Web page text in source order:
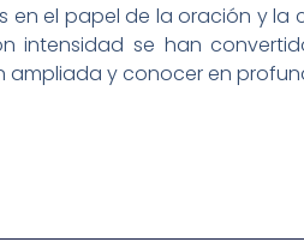
en el papel de la oración y
intensidad se han
ampliada y conocer en